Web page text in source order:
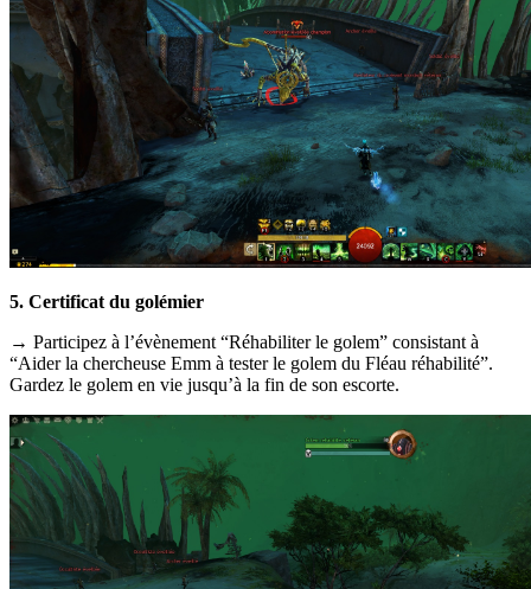
5. Certificat du golémier
→ Participez à l’évènement “Réhabiliter le golem” consistant à
“Aider la chercheuse Emm à tester le golem du Fléau réhabilité”.
Gardez le golem en vie jusqu’à la fin de son escorte.